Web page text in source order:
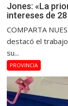
Jones: «La
intereses de
COMPARTA
destacó el
su...
PROVINCIA